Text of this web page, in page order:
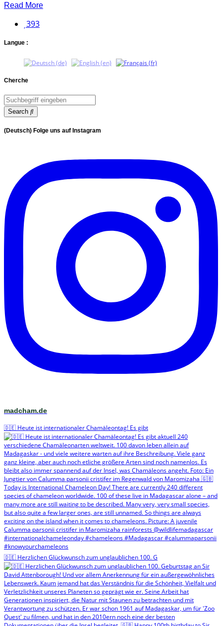
Read More
393
Langue :
Cherche
Search
(Deutsch) Folge uns auf Instagram
madcham.de
🇩🇪 Heute ist internationaler Chamäleontag! Es gibt
🇩🇪 Herzlichen Glückwunsch zum unglaublichen 100. G